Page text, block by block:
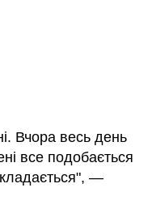
Вчора весь день
все подобається
—